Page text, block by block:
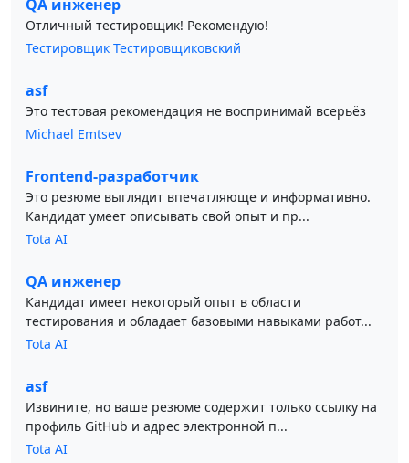
QA инженер
Отличный тестировщик! Рекомендую!
Тестировщик Тестировщиковский
asf
Это тестовая рекомендация не воспринимай всерьёз
Michael Emtsev
Frontend-разработчик
Это резюме выглядит впечатляюще и информативно.
Кандидат умеет описывать свой опыт и пр...
Tota AI
QA инженер
Кандидат имеет некоторый опыт в области
тестирования и обладает базовыми навыками работ...
Tota AI
asf
Извините, но ваше резюме содержит только ссылку на
профиль GitHub и адрес электронной п...
Tota AI